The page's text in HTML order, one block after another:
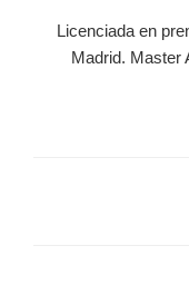
Licenciada en
Madrid. Master